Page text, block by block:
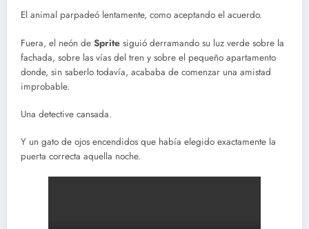
El animal parpadeó lentamente, como aceptando el acuerdo.
Fuera, el neón de Sprite siguió derramando su luz verde sobre la
fachada, sobre las vías del tren y sobre el pequeño apartamento
donde, sin saberlo todavía, acababa de comenzar una amistad
improbable.
Una detective cansada.
Y un gato de ojos encendidos que había elegido exactamente la
puerta correcta aquella noche.